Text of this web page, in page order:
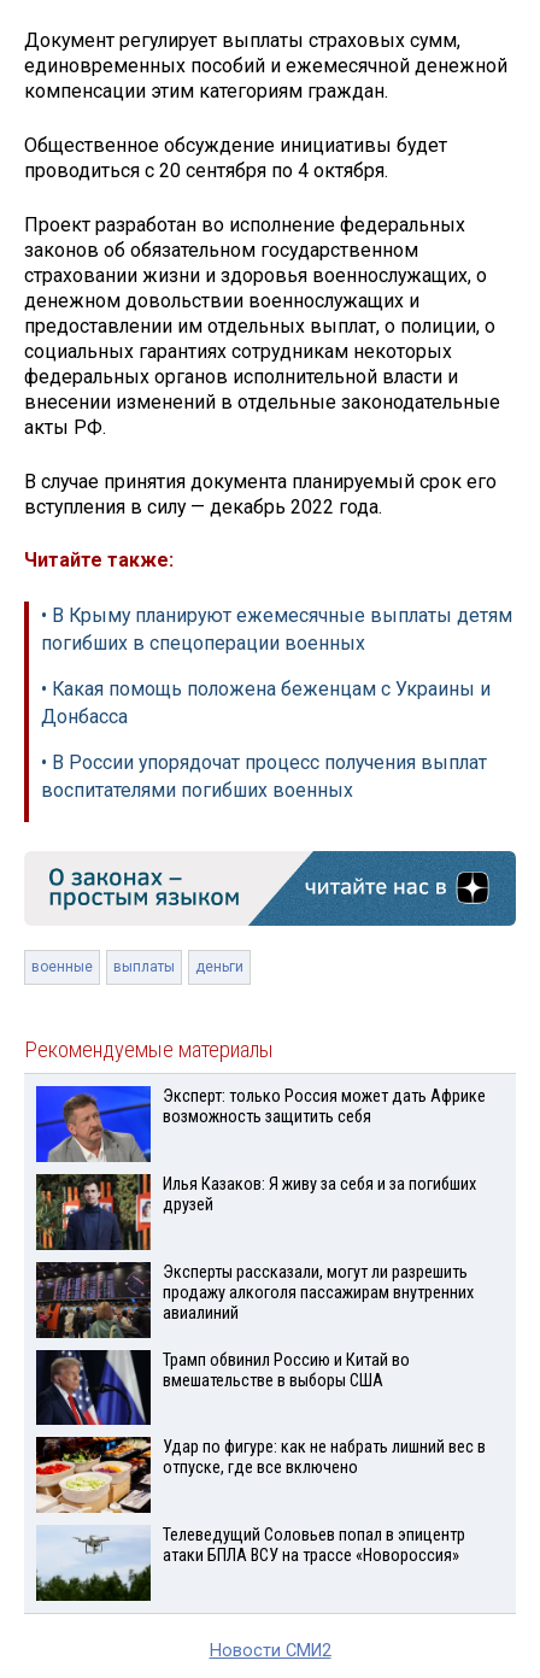
Документ регулирует выплаты страховых сумм,
единовременных пособий и ежемесячной денежной
компенсации этим категориям граждан.
Общественное обсуждение инициативы будет
проводиться с 20 сентября по 4 октября.
Проект разработан во исполнение федеральных
законов об обязательном государственном
страховании жизни и здоровья военнослужащих, о
денежном довольствии военнослужащих и
предоставлении им отдельных выплат, о полиции, о
социальных гарантиях сотрудникам некоторых
федеральных органов исполнительной власти и
внесении изменений в отдельные законодательные
акты РФ.
В случае принятия документа планируемый срок его
вступления в силу — декабрь 2022 года.
Читайте также:
• В Крыму планируют ежемесячные выплаты детям
погибших в спецоперации военных
• Какая помощь положена беженцам с Украины и
Донбасса
• В России упорядочат процесс получения выплат
воспитателями погибших военных
военные выплаты деньги
Рекомендуемые материалы
Эксперт: только Россия может дать Африке
возможность защитить себя
Илья Казаков: Я живу за себя и за погибших
друзей
Эксперты рассказали, могут ли разрешить
продажу алкоголя пассажирам внутренних
авиалиний
Трамп обвинил Россию и Китай во
вмешательстве в выборы США
Удар по фигуре: как не набрать лишний вес в
отпуске, где все включено
Телеведущий Соловьев попал в эпицентр
атаки БПЛА ВСУ на трассе «Новороссия»
Новости СМИ2